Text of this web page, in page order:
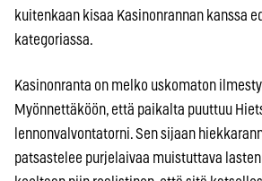
kuitenkaan kisaa Kasinonrannan kanssa
kategoriassa.
Kasinonranta on melko uskomaton
Myönnettäköön, että paikalta puuttuu
lennonvalvontatorni. Sen sijaan
patsastelee purjelaivaa muistuttava